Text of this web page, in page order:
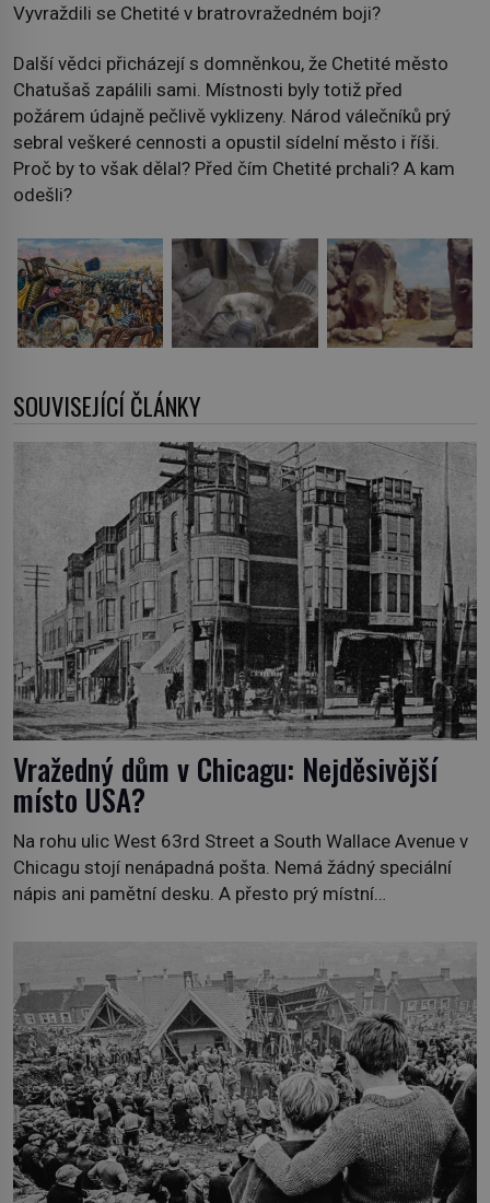
Vyvraždili se Chetité v bratrovražedném boji?
Další vědci přicházejí s domněnkou, že Chetité město
Chatušaš zapálili sami. Místnosti byly totiž před
požárem údajně pečlivě vyklizeny. Národ válečníků prý
sebral veškeré cennosti a opustil sídelní město i říši.
Proč by to však dělal? Před čím Chetité prchali? A kam
odešli?
SOUVISEJÍCÍ ČLÁNKY
Vražedný dům v Chicagu: Nejděsivější
místo USA?
Na rohu ulic West 63rd Street a South Wallace Avenue v
Chicagu stojí nenápadná pošta. Nemá žádný speciální
nápis ani pamětní desku. A přesto prý místní
sídlil sériový vrah H. H. Holmes a také nejpropracovanější
past na lidi v dějinách americké kriminalistiky. Herman
Webster Mudgett (1861–1896) přijíždí […]